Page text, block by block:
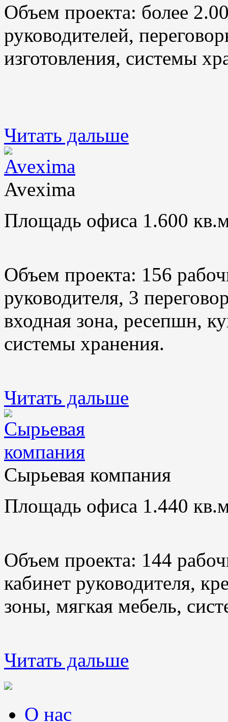
Объем проекта: более
руководителей,
изготовления, системы
Читать дальше
Avexima
Площадь офиса 1.600
Объем проекта: 156
руководителя, 3
входная зона, ресепшн,
системы хранения.
Читать дальше
Сырьевая компания
Площадь офиса 1.440
Объем проекта: 144
кабинет руководителя,
зоны, мягкая мебель,
Читать дальше
О нас